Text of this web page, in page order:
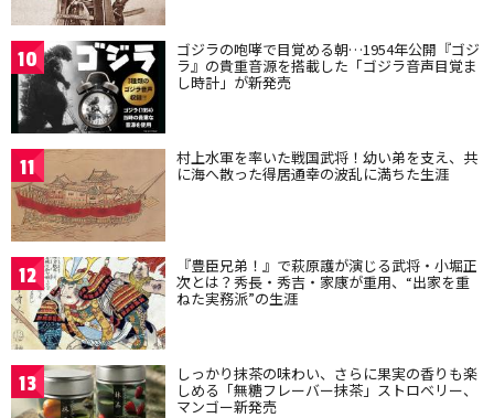
10 ゴジラの咆哮で目覚める朝…1954年公開『ゴジ
ラ』の貴重音源を搭載した「ゴジラ音声目覚ま
し時計」が新発売
11 村上水軍を率いた戦国武将！幼い弟を支え、共
に海へ散った得居通幸の波乱に満ちた生涯
12 『豊臣兄弟！』で萩原護が演じる武将・小堀正
次とは？秀長・秀吉・家康が重用、“出家を重
ねた実務派”の生涯
13 しっかり抹茶の味わい、さらに果実の香りも楽
しめる「無糖フレーバー抹茶」ストロベリー、
マンゴー新発売